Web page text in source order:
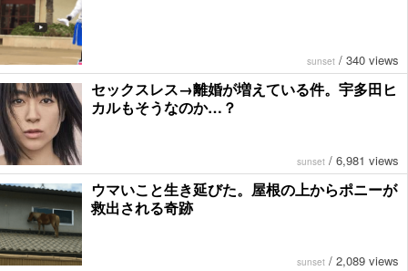
sunset / 340 views
セックスレス→離婚が増えている件。宇多田ヒ
カルもそうなのか…？
sunset / 6,981 views
ウマいこと生き延びた。屋根の上からポニーが
救出される奇跡
sunset / 2,089 views